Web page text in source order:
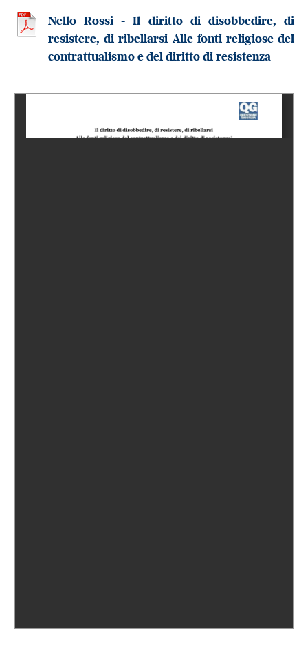
Nello Rossi - Il diritto di disobbedire, di
resistere, di ribellarsi Alle fonti religiose del
contrattualismo e del diritto di resistenza